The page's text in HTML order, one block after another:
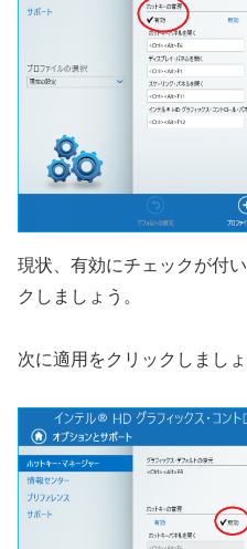
現状、有効にチェックが付
クしましょう。
次に適用をクリックしましょ